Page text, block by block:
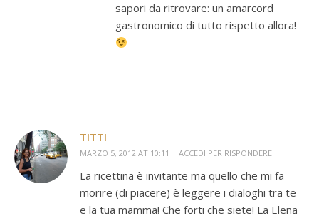
sapori da ritrovare: un amarcord
gastronomico di tutto rispetto allora!
TITTI
MARZO 5, 2012 AT 10:11 ACCEDI PER RISPONDERE
La ricettina è invitante ma quello che mi fa
morire (di piacere) è leggere i dialoghi tra te
e la tua mamma! Che forti che siete! La Elena